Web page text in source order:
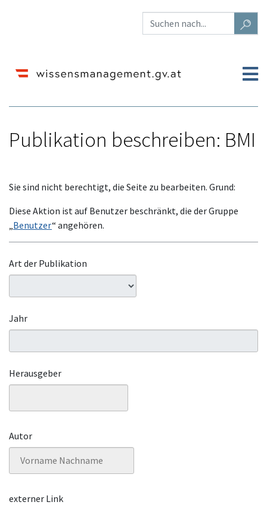
Publikation beschreiben: BMI
Wechseln zu:Navigation, Suche
Sie sind nicht berechtigt, die Seite zu bearbeiten. Grund:
Diese Aktion ist auf Benutzer beschränkt, die der Gruppe
Benutzer“ angehören.
Art der Publikation
Jahr
Herausgeber
Autor
externer Link